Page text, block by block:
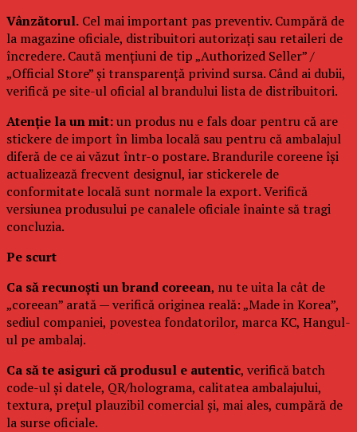
Vânzătorul. Cel mai important pas preventiv. Cumpără de
la magazine oficiale, distribuitori autorizați sau retaileri de
încredere. Caută mențiuni de tip „Authorized Seller” /
„Official Store” și transparență privind sursa. Când ai dubii,
verifică pe site-ul oficial al brandului lista de distribuitori.
Atenție la un mit:un produs nu e fals doar pentru că are
stickere de import în limba locală sau pentru că ambalajul
diferă de ce ai văzut într-o postare. Brandurile coreene își
actualizează frecvent designul, iar stickerele de
conformitate locală sunt normale la export. Verifică
versiunea produsului pe canalele oficiale înainte să tragi
concluzia.
Pe scurt
Ca să recunoști un brand coreean, nu te uita la cât de
„coreean” arată — verifică originea reală: „Made in Korea”,
sediul companiei, povestea fondatorilor, marca KC, Hangul-
ul pe ambalaj.
Ca să te asiguri că produsul e autentic, verifică batch
code-ul și datele, QR/holograma, calitatea ambalajului,
textura, prețul plauzibil comercial și, mai ales, cumpără de
la surse oficiale.